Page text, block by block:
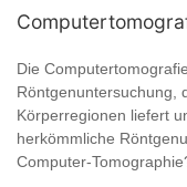
Die
Röntgenuntersuchung,
Körperregionen liefert
herkömmliche
Computer-